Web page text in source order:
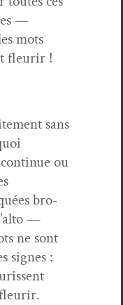
—
mots
fleurir !
sans
con­tin­ue ou
bro­
—
ne sont
signes :